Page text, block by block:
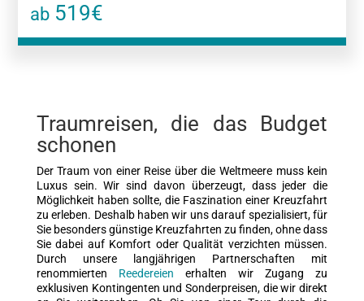
ab 519€
Traumreisen, die das Budget
schonen
Der Traum von einer Reise über die Weltmeere muss kein
Luxus sein. Wir sind davon überzeugt, dass jeder die
Möglichkeit haben sollte, die Faszination einer Kreuzfahrt
zu erleben. Deshalb haben wir uns darauf spezialisiert, für
Sie besonders günstige Kreuzfahrten zu finden, ohne dass
Sie dabei auf Komfort oder Qualität verzichten müssen.
Durch unsere langjährigen Partnerschaften mit
renommierten Reedereien erhalten wir Zugang zu
exklusiven Kontingenten und Sonderpreisen, die wir direkt